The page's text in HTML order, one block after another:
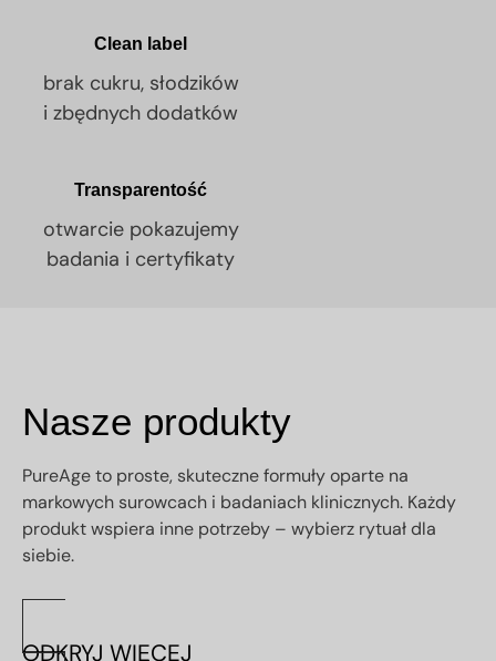
Clean label
brak cukru, słodzików
i zbędnych dodatków
Transparentość
otwarcie pokazujemy
badania i certyfikaty
Nasze produkty
PureAge to proste, skuteczne formuły oparte na
markowych surowcach i badaniach klinicznych. Każdy
produkt wspiera inne potrzeby – wybierz rytuał dla
siebie.
ODKRYJ WIĘCEJ